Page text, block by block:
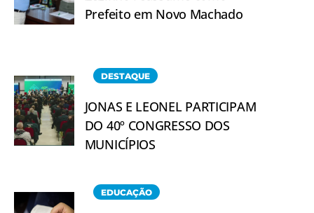
Prefeito em Novo Machado
DESTAQUE
JONAS E LEONEL PARTICIPAM
DO 40º CONGRESSO DOS
MUNICÍPIOS
EDUCAÇÃO